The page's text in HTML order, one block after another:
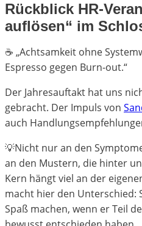
Rückblick HR-
auflösen“ im
☕️ „Achtsamkeit ohne
Espresso gegen Burn-out.“
Der Jahresauftakt hat uns
gebracht. Der Impuls von
auch
💡Nicht nur an den
an den Mustern, die hinter
Kern hängt viel an der
macht hier den Unterschied:
Spaß machen, wenn er Teil